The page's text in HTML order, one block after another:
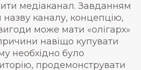
медіаканал. Завданням
назву каналу, концепцію,
може мати «олігарх»
навіщо купувати
необхідно було
продемонструвати